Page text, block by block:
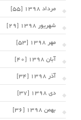
مرداد 1398 [55]
شهریور 1398 [29]
مهر 1398 [53]
آبان 1398 [40]
آذر 1398 [34]
دی 1398 [37]
بهمن 1398 [36]